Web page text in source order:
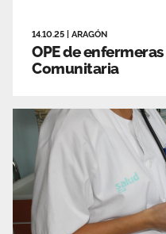
14.10.25 ARAGÓN
OPE de
Comunitaria